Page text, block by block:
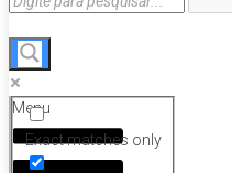
Exact matches only
Menu